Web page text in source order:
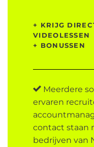
+ KRIJG
VIDEOLESSEN
+ BONUSSEN
Meerdere
ervaren
contact staan
bedrijven van